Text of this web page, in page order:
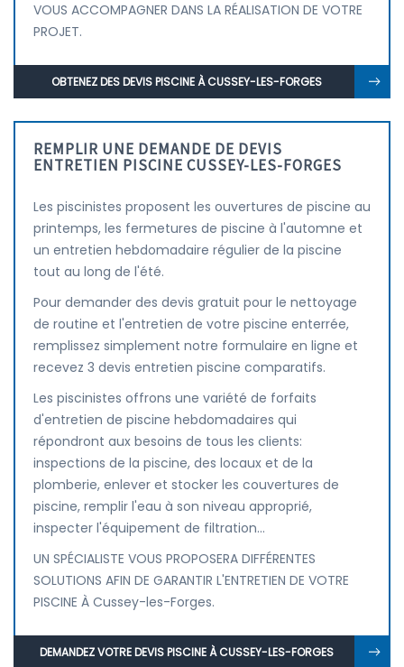
VOUS ACCOMPAGNER DANS LA RÉALISATION DE VOTRE
PROJET.
OBTENEZ DES DEVIS PISCINE À CUSSEY-LES-FORGES
REMPLIR UNE DEMANDE DE DEVIS
ENTRETIEN PISCINE CUSSEY-LES-FORGES
Les piscinistes proposent les ouvertures de piscine au
printemps, les fermetures de piscine à l'automne et
un entretien hebdomadaire régulier de la piscine
tout au long de l'été.
Pour demander des devis gratuit pour le nettoyage
de routine et l'entretien de votre piscine enterrée,
remplissez simplement notre formulaire en ligne et
recevez 3 devis entretien piscine comparatifs.
Les piscinistes offrons une variété de forfaits
d'entretien de piscine hebdomadaires qui
répondront aux besoins de tous les clients:
inspections de la piscine, des locaux et de la
plomberie, enlever et stocker les couvertures de
piscine, remplir l'eau à son niveau approprié,
inspecter l'équipement de filtration...
UN SPÉCIALISTE VOUS PROPOSERA DIFFÉRENTES
SOLUTIONS AFIN DE GARANTIR L'ENTRETIEN DE VOTRE
PISCINE À Cussey-les-Forges.
DEMANDEZ VOTRE DEVIS PISCINE À CUSSEY-LES-FORGES